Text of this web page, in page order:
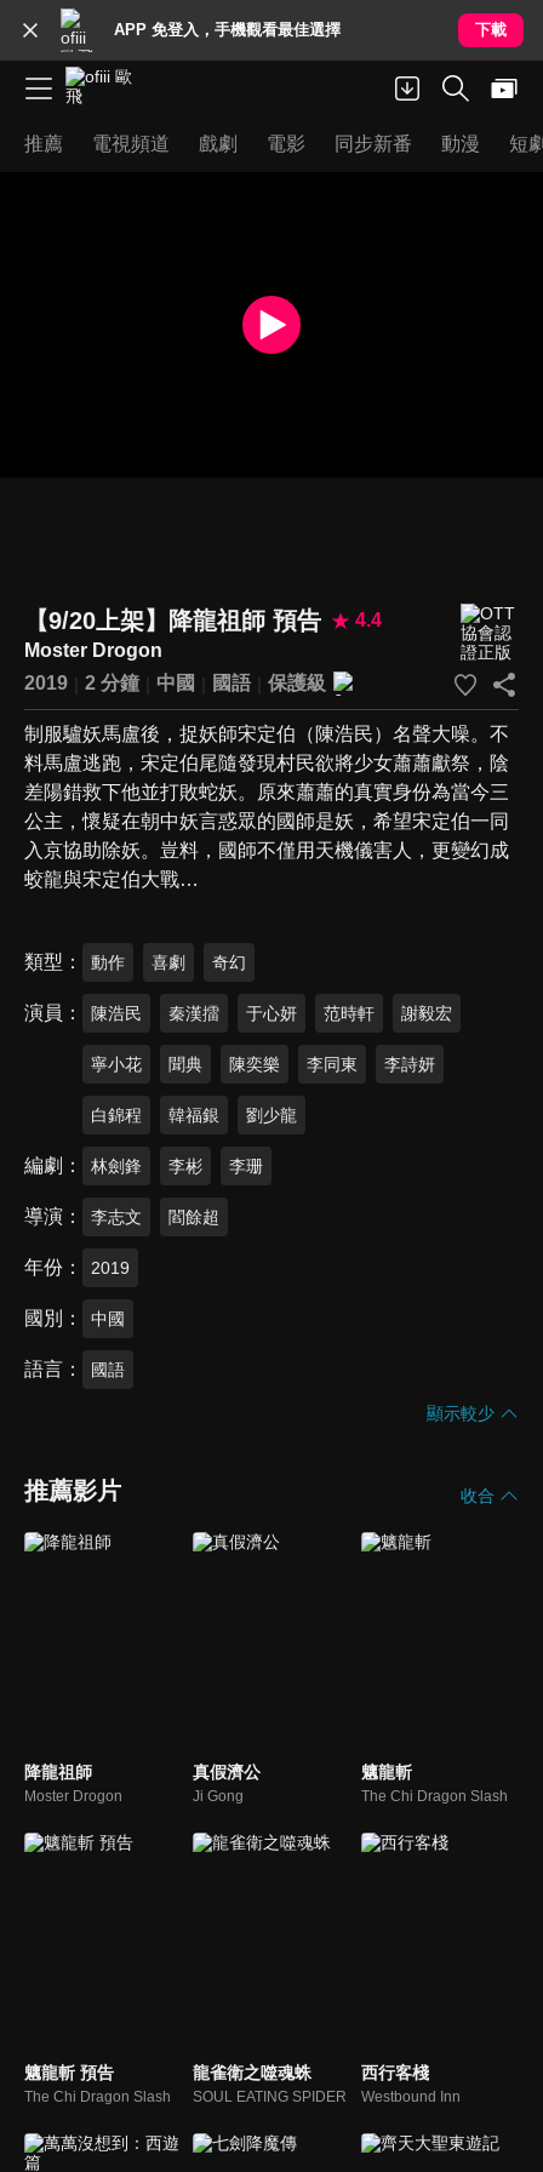
APP 免登入，手機觀看最佳選擇 下載
推薦 電視頻道 戲劇 電影 同步新番 動漫 短
【9/20上架】降龍祖師 預告
4.4
Moster Drogon
2019
2 分鐘 中國 國語 保護級
制服驢妖馬盧後，捉妖師宋定伯（陳浩民）名聲大噪。不
料馬盧逃跑，宋定伯尾隨發現村民欲將少女蕭蕭獻祭，陰
差陽錯救下他並打敗蛇妖。原來蕭蕭的真實身份為當今三
公主，懷疑在朝中妖言惑眾的國師是妖，希望宋定伯一同
入京協助除妖。豈料，國師不僅用天機儀害人，更變幻成
蛟龍與宋定伯大戰…
類型 動作 喜劇 奇幻
演員 陳浩民 秦漢擂 于心妍 范時軒 謝毅宏
寧小花 聞典 陳奕樂 李同東 李詩妍
白錦程 韓福銀 劉少龍
編劇 林劍鋒 李彬 李珊
導演 李志文 閻餘超
年份 2019
國別 中國
語言 國語
顯示較少
推薦影片 收合
降龍祖師
Moster Drogon
真假濟公
Ji Gong
魑龍斬
The Chi Dragon Slash
魑龍斬 預告
The Chi Dragon Slash
龍雀衛之噬魂蛛
SOUL EATING SPIDER
西行客棧
Westbound Inn